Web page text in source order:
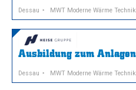
Dessau MWT Moderne Wärme
Ausbildung zum
Dessau MWT Moderne Wärme